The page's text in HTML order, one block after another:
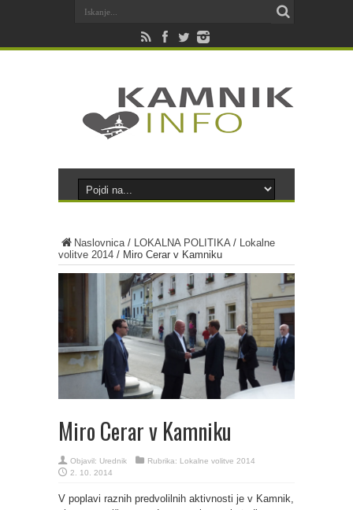
Naslovnica/ LOKALNA POLITIKA/ Lokalne
volitve 2014 / Miro Cerar v Kamniku
Miro Cerar v Kamniku
Objavil: Urednik Rubrika: Lokalne volitve 2014
2. 10. 2014
V poplavi raznih predvolilnih aktivnosti je v Kamnik,